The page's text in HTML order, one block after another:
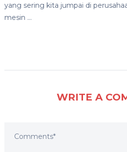
yang sering kita jumpai di
mesin …
WRITE A